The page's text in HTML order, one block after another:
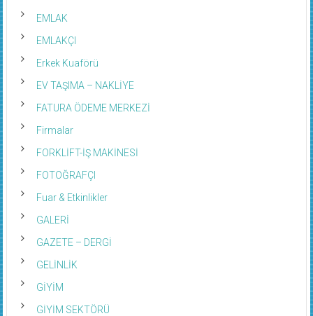
EMLAK
EMLAKÇI
Erkek Kuaförü
EV TAŞIMA – NAKLİYE
FATURA ÖDEME MERKEZİ
Firmalar
FORKLİFT-İŞ MAKİNESİ
FOTOĞRAFÇI
Fuar & Etkinlikler
GALERİ
GAZETE – DERGİ
GELİNLİK
GİYİM
GİYİM SEKTÖRÜ